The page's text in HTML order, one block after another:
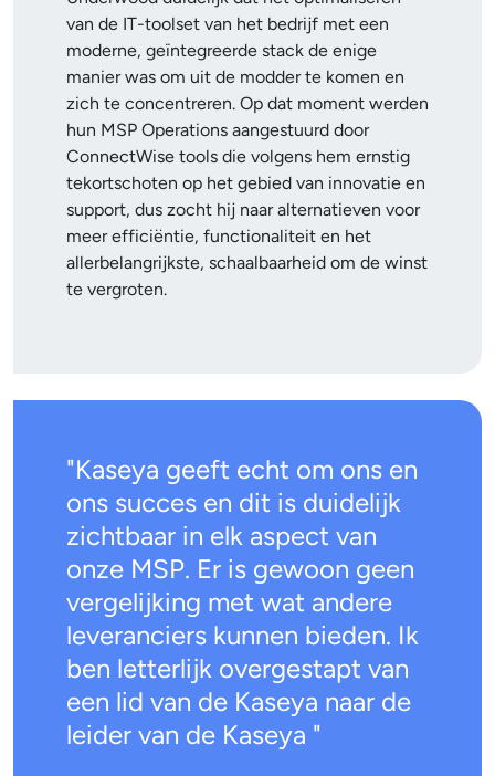
van de IT-toolset van het bedrijf met een
moderne, geïntegreerde stack de enige
manier was om uit de modder te komen en
zich te concentreren. Op dat moment werden
hun MSP Operations aangestuurd door
ConnectWise tools die volgens hem ernstig
tekortschoten op het gebied van innovatie en
support, dus zocht hij naar alternatieven voor
meer efficiëntie, functionaliteit en het
allerbelangrijkste, schaalbaarheid om de winst
te vergroten.
"Kaseya geeft echt om ons en
ons succes en dit is duidelijk
zichtbaar in elk aspect van
onze MSP. Er is gewoon geen
vergelijking met wat andere
leveranciers kunnen bieden. Ik
ben letterlijk overgestapt van
een lid van de Kaseya naar de
leider van de Kaseya "